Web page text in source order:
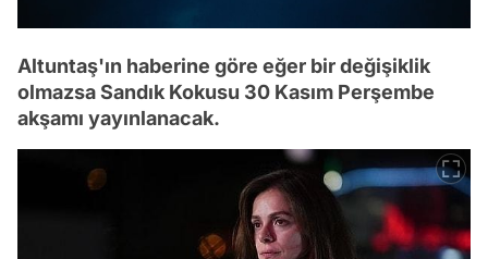
Altuntaş'ın haberine göre eğer bir değişiklik
olmazsa Sandık Kokusu 30 Kasım Perşembe
akşamı yayınlanacak.